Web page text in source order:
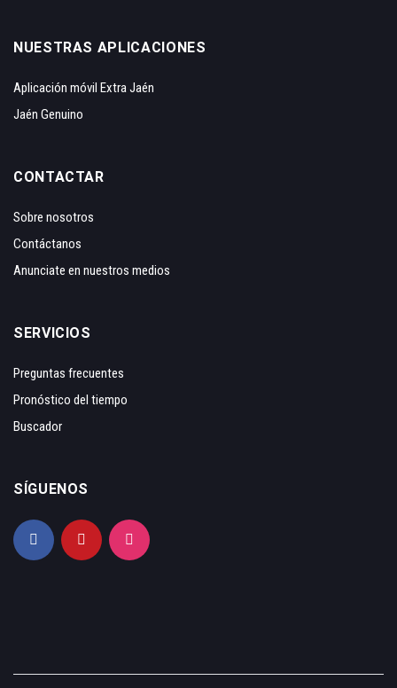
NUESTRAS APLICACIONES
Aplicación móvil Extra Jaén
Jaén Genuino
CONTACTAR
Sobre nosotros
Contáctanos
Anunciate en nuestros medios
SERVICIOS
Preguntas frecuentes
Pronóstico del tiempo
Buscador
SÍGUENOS